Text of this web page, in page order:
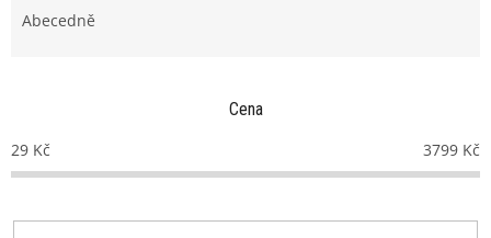
o
d
k
Abecedně
Cena
29 Kč 3799 Kč